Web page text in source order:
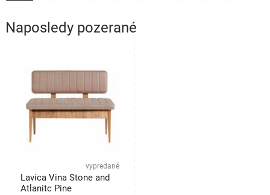
Naposledy pozerané
vypredané
Lavica Vina Stone and
Atlanitc Pine